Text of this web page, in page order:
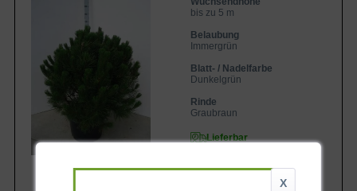
bis zu 5 m
Belaubung
Immergrün
Blatt- / Nadelfarbe
Dunkelgrün
Rinde
Graubraun
Lieferbar
X